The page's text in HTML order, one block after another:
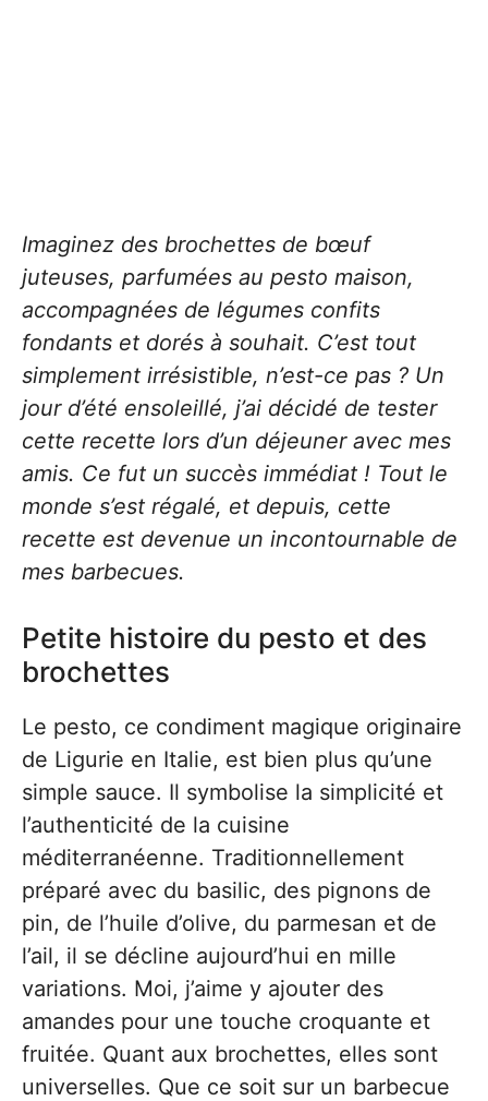
Imaginez des brochettes de bœuf
juteuses, parfumées au pesto maison,
accompagnées de légumes confits
fondants et dorés à souhait. C’est tout
simplement irrésistible, n’est-ce pas ? Un
jour d’été ensoleillé, j’ai décidé de tester
cette recette lors d’un déjeuner avec mes
amis. Ce fut un succès immédiat ! Tout le
monde s’est régalé, et depuis, cette
recette est devenue un incontournable de
mes barbecues.
Petite histoire du pesto et des
brochettes
Le pesto, ce condiment magique originaire
de Ligurie en Italie, est bien plus qu’une
simple sauce. Il symbolise la simplicité et
l’authenticité de la cuisine
méditerranéenne. Traditionnellement
préparé avec du basilic, des pignons de
pin, de l’huile d’olive, du parmesan et de
l’ail, il se décline aujourd’hui en mille
variations. Moi, j’aime y ajouter des
amandes pour une touche croquante et
fruitée. Quant aux brochettes, elles sont
universelles. Que ce soit sur un barbecue